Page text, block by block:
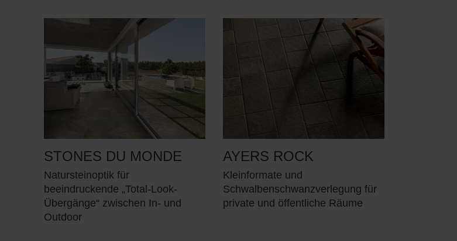
STONES DU MONDE
Natursteinoptik für
beeindruckende „Total-Look-
Übergänge“ zwischen In- und
Outdoor
AYERS ROCK
Kleinformate und
Schwalbenschwanzverlegung für
private und öffentliche Räume